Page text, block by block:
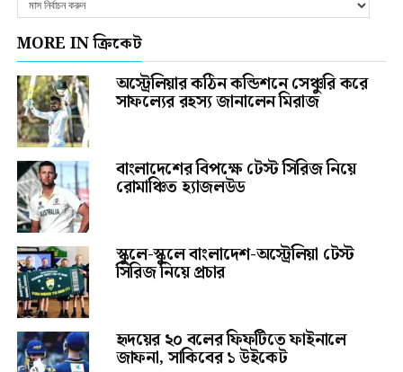
MORE IN ক্রিকেট
অস্ট্রেলিয়ার কঠিন কন্ডিশনে সেঞ্চুরি করে
সাফল্যের রহস্য জানালেন মিরাজ
বাংলাদেশের বিপক্ষে টেস্ট সিরিজ নিয়ে
রোমাঞ্চিত হ্যাজলউড
স্কুলে-স্কুলে বাংলাদেশ-অস্ট্রেলিয়া টেস্ট
সিরিজ নিয়ে প্রচার
হৃদয়ের ২০ বলের ফিফটিতে ফাইনালে
জাফনা, সাকিবের ১ উইকেট